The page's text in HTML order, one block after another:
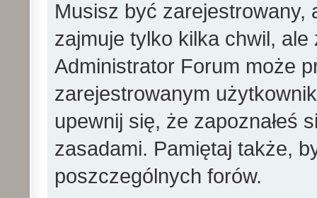
Musisz być zarejestrowany,
zajmuje tylko kilka chwil,
Administrator Forum może
zarejestrowanym
upewnij się, że zapoznałeś
zasadami. Pamiętaj także,
poszczególnych forów.